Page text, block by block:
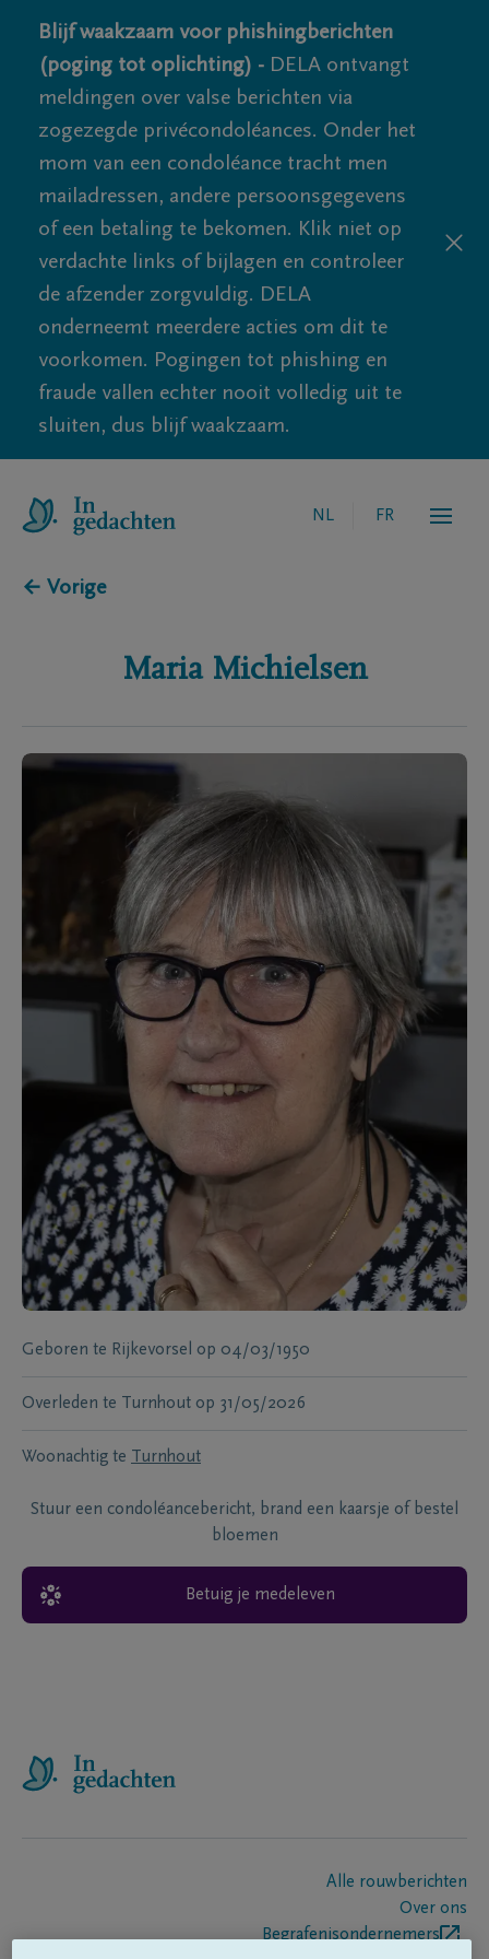
Blijf waakzaam voor phishingberichten
(poging tot oplichting) - DELA ontvangt
meldingen over valse berichten via
zogezegde privécondoléances. Onder het
mom van een condoléance tracht men
mailadressen, andere persoonsgegevens
of een betaling te bekomen. Klik niet op
verdachte links of bijlagen en controleer
de afzender zorgvuldig. DELA
onderneemt meerdere acties om dit te
voorkomen. Pogingen tot phishing en
fraude vallen echter nooit volledig uit te
sluiten, dus blijf waakzaam.
NL FR
← Vorige
Maria Michielsen
Geboren te Rijkevorsel op 04/03/1950
Overleden te Turnhout op 31/05/2026
Woonachtig te Turnhout
Stuur een condoléancebericht, brand een kaarsje of bestel
bloemen
Betuig je medeleven
Alle rouwberichten
Over ons
Begrafenisondernemers